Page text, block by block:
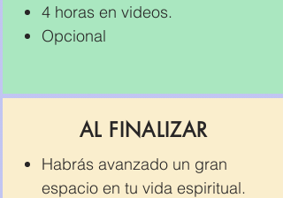
4 horas en videos.
Opcional
AL FINALIZAR
Habrás avanzado un gran
espacio en tu vida espiritual.